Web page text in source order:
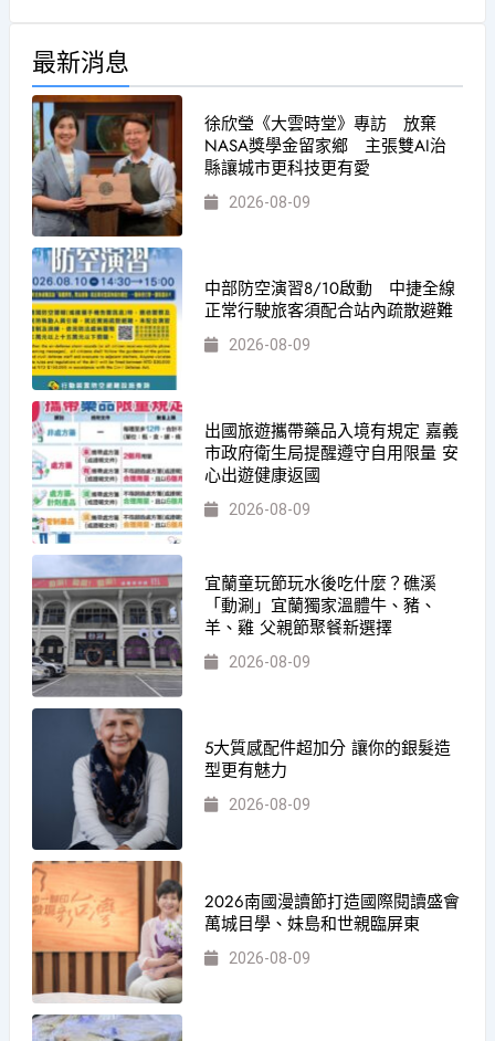
最新消息
徐欣瑩《大雲時堂》專訪 放棄
NASA獎學金留家鄉 主張雙AI治
縣讓城市更科技更有愛
2026-08-09
中部防空演習8/10啟動 中捷全線
正常行駛旅客須配合站內疏散避難
2026-08-09
出國旅遊攜帶藥品入境有規定 嘉義
市政府衛生局提醒遵守自用限量 安
心出遊健康返國
2026-08-09
宜蘭童玩節玩水後吃什麼？礁溪
「動涮」宜蘭獨家溫體牛、豬、
羊、雞 父親節聚餐新選擇
2026-08-09
5大質感配件超加分 讓你的銀髮造
型更有魅力
2026-08-09
2026南國漫讀節打造國際閱讀盛會
萬城目學、妹島和世親臨屏東
2026-08-09